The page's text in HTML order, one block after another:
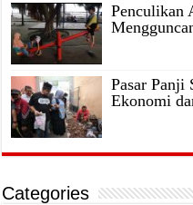
Penculikan
Pasar Panji
Ekonomi
Categories